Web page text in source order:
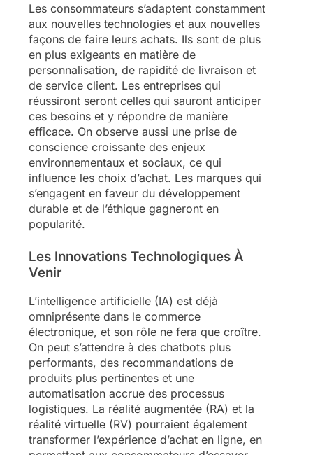
Les consommateurs s’adaptent constamment
aux nouvelles technologies et aux nouvelles
façons de faire leurs achats. Ils sont de plus
en plus exigeants en matière de
personnalisation, de rapidité de livraison et
de service client. Les entreprises qui
réussiront seront celles qui sauront anticiper
ces besoins et y répondre de manière
efficace. On observe aussi une prise de
conscience croissante des enjeux
environnementaux et sociaux, ce qui
influence les choix d’achat. Les marques qui
s’engagent en faveur du développement
durable et de l’éthique gagneront en
popularité.
Les Innovations Technologiques À
Venir
L’intelligence artificielle (IA) est déjà
omniprésente dans le commerce
électronique, et son rôle ne fera que croître.
On peut s’attendre à des chatbots plus
performants, des recommandations de
produits plus pertinentes et une
automatisation accrue des processus
logistiques. La réalité augmentée (RA) et la
réalité virtuelle (RV) pourraient également
transformer l’expérience d’achat en ligne, en